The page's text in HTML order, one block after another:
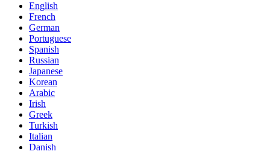
English
French
German
Portuguese
Spanish
Russian
Japanese
Korean
Arabic
Irish
Greek
Turkish
Italian
Danish